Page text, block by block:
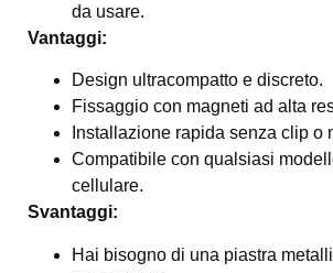
da usare.
Vantaggi:
Design ultracompatto e discreto.
Fissaggio con magneti ad alta
Installazione rapida senza clip o
Compatibile con qualsiasi
cellulare.
Svantaggi:
Hai bisogno di una piastra